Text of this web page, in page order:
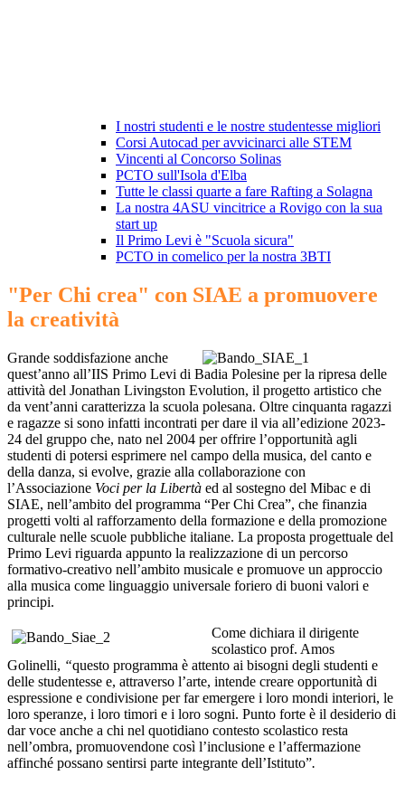
I nostri studenti e le nostre studentesse migliori
Corsi Autocad per avvicinarci alle STEM
Vincenti al Concorso Solinas
PCTO sull'Isola d'Elba
Tutte le classi quarte a fare Rafting a Solagna
La nostra 4ASU vincitrice a Rovigo con la sua
start up
Il Primo Levi è "Scuola sicura"
PCTO in comelico per la nostra 3BTI
"Per Chi crea" con SIAE a promuovere
la creatività
Grande soddisfazione anche
quest’anno all’IIS Primo Levi di Badia Polesine per la ripresa delle
attività del Jonathan Livingston Evolution, il progetto artistico che
da vent’anni caratterizza la scuola polesana. Oltre cinquanta ragazzi
e ragazze si sono infatti incontrati per dare il via all’edizione 2023-
24 del gruppo che, nato nel 2004 per offrire l’opportunità agli
studenti di potersi esprimere nel campo della musica, del canto e
della danza, si evolve, grazie alla collaborazione con
l’Associazione Voci per la Libertà ed al sostegno del Mibac e di
SIAE, nell’ambito del programma “Per Chi Crea”, che finanzia
progetti volti al rafforzamento della formazione e della promozione
culturale nelle scuole pubbliche italiane. La proposta progettuale del
Primo Levi riguarda appunto la realizzazione di un percorso
formativo-creativo nell’ambito musicale e promuove un approccio
alla musica come linguaggio universale foriero di buoni valori e
principi.
Come dichiara il dirigente
scolastico prof. Amos
Golinelli, “questo programma è attento ai bisogni degli studenti e
delle studentesse e, attraverso l’arte, intende creare opportunità di
espressione e condivisione per far emergere i loro mondi interiori, le
loro speranze, i loro timori e i loro sogni. Punto forte è il desiderio di
dar voce anche a chi nel quotidiano contesto scolastico resta
nell’ombra, promuovendone così l’inclusione e l’affermazione
affinché possano sentirsi parte integrante dell’Istituto”.